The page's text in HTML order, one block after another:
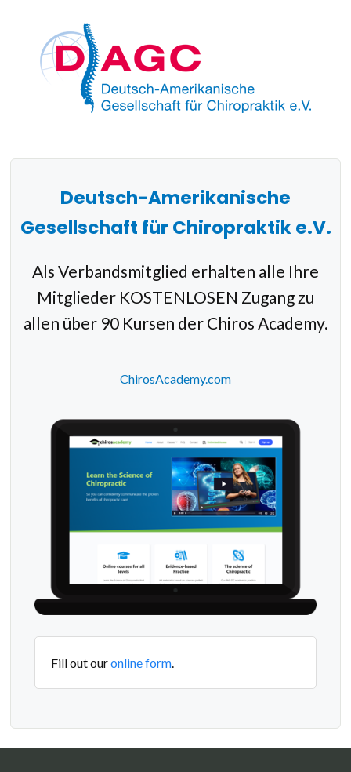
Deutsch-Amerikanische
Gesellschaft für Chiropraktik e.V.
Als Verbandsmitglied erhalten alle Ihre
Mitglieder KOSTENLOSEN Zugang zu
allen über 90 Kursen der Chiros Academy.
ChirosAcademy.com
Fill out ouronline form